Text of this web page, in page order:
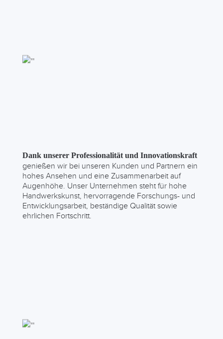
Dank unserer Professionalität und Innovationskraft
genießen wir bei unseren Kunden und Partnern ein
hohes Ansehen und eine Zusammenarbeit auf
Augenhöhe. Unser Unternehmen steht für hohe
Handwerkskunst, hervorragende Forschungs- und
Entwicklungsarbeit, beständige Qualität sowie
ehrlichen Fortschritt.